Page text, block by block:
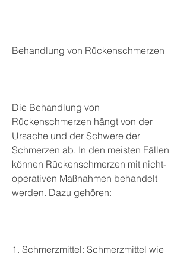
Behandlung von Rückenschmerzen
Die Behandlung von
Rückenschmerzen hängt von der
Ursache und der Schwere der
Schmerzen ab. In den meisten Fällen
können Rückenschmerzen mit nicht-
operativen Maßnahmen behandelt
werden. Dazu gehören:
1. Schmerzmittel: Schmerzmittel wie